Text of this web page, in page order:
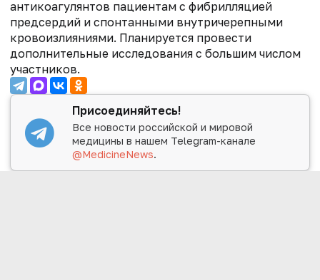
антикоагулянтов пациентам с фибрилляцией
предсердий и спонтанными внутричерепными
кровоизлияниями. Планируется провести
дополнительные исследования с большим числом
участников.
Присоединяйтесь!
Все новости российской и мировой
медицины в нашем Telegram-канале
@MedicineNews.